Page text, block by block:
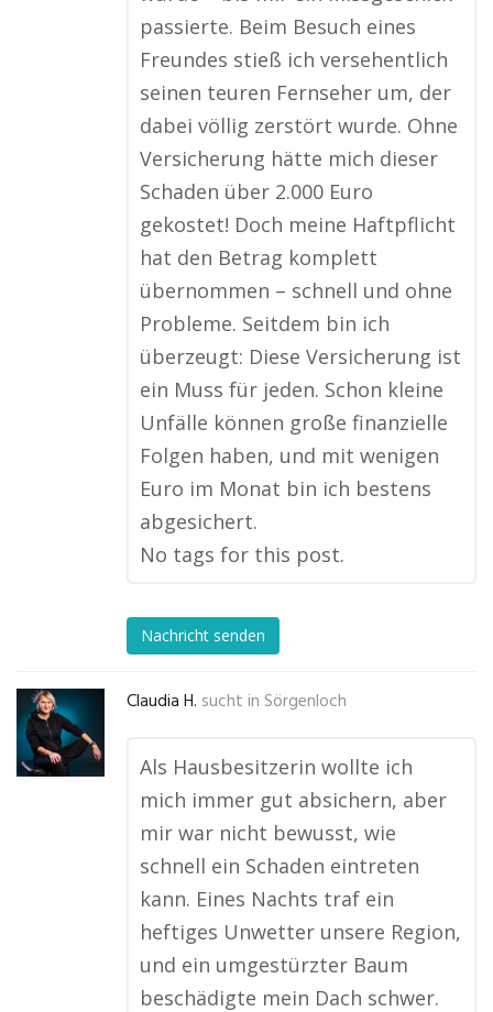
passierte. Beim Besuch eines
Freundes stieß ich versehentlich
seinen teuren Fernseher um, der
dabei völlig zerstört wurde. Ohne
Versicherung hätte mich dieser
Schaden über 2.000 Euro
gekostet! Doch meine Haftpflicht
hat den Betrag komplett
übernommen – schnell und ohne
Probleme. Seitdem bin ich
überzeugt: Diese Versicherung ist
ein Muss für jeden. Schon kleine
Unfälle können große finanzielle
Folgen haben, und mit wenigen
Euro im Monat bin ich bestens
abgesichert.
No tags for this post.
Nachricht senden
Claudia H. sucht in Sörgenloch
Als Hausbesitzerin wollte ich
mich immer gut absichern, aber
mir war nicht bewusst, wie
schnell ein Schaden eintreten
kann. Eines Nachts traf ein
heftiges Unwetter unsere Region,
und ein umgestürzter Baum
beschädigte mein Dach schwer.